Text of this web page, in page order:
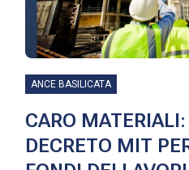
ANCE BASILICATA
CARO
DECRETO MIT